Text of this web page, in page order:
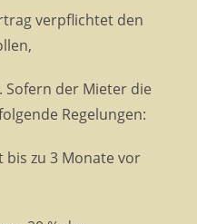
verpflichtet den
vollen,
der Mieter die
Regelungen:
zu 3 Monate vor